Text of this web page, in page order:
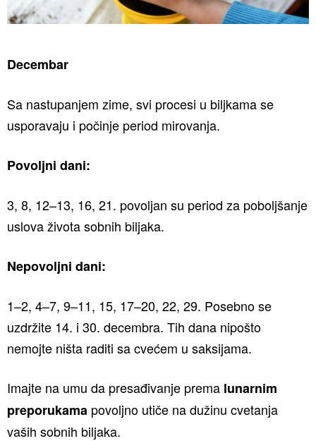
Decembar
Sa nastupanjem zime, svi procesi u biljkama se
usporavaju i počinje period mirovanja.
Povoljni dani:
3, 8, 12–13, 16, 21. povoljan su period za poboljšanje
uslova života sobnih biljaka.
Nepovoljni dani:
1–2, 4–7, 9–11, 15, 17–20, 22, 29. Posebno se
uzdržite 14. i 30. decembra. Tih dana nipošto
nemojte ništa raditi sa cvećem u saksijama.
Imajte na umu da presađivanje prema lunarnim
preporukama povoljno utiče na dužinu cvetanja
vaših sobnih biljaka.